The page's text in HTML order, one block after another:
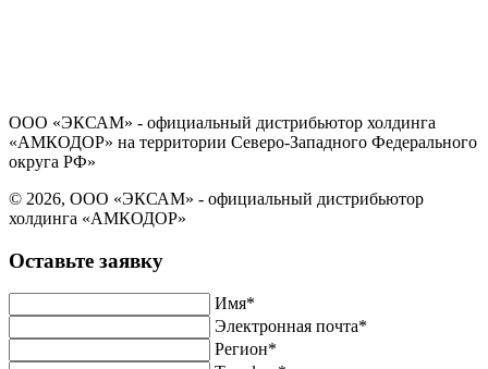
ООО «ЭКСАМ» - официальный дистрибьютор холдинга
«АМКОДОР» на территории Северо-Западного Федерального
округа РФ»
© 2026, ООО «ЭКСАМ» - официальный дистрибьютор
холдинга «АМКОДОР»
Оставьте заявку
Имя*
Электронная почта*
Регион*